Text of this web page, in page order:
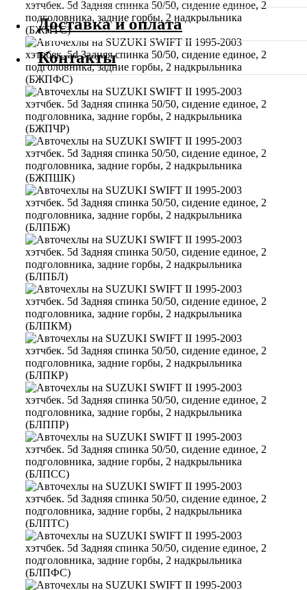
Доставка и оплата
Контакты